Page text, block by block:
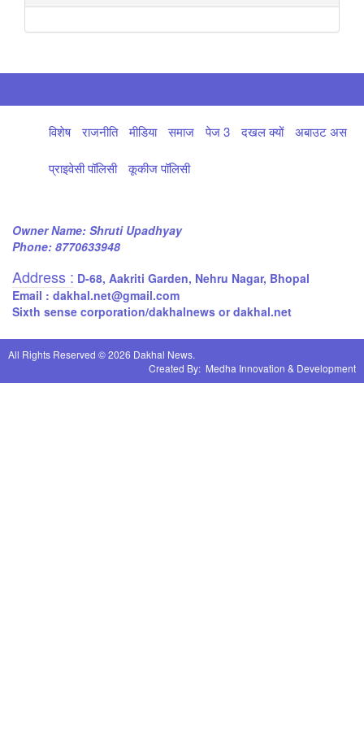
विशेष राजनीति मीडिया समाज पेज 3 दखल क्यों अबाउट अस
प्राइवेसी पॉलिसी कूकीज पॉलिसी
Owner Name: Shruti Upadhyay
Phone: 8770633948
Address : D-68, Aakriti Garden, Nehru Nagar, Bhopal
Email : dakhal.net@gmail.com
Sixth sense corporation/dakhalnews or dakhal.net
All Rights Reserved © 2026 Dakhal News.
Created By: Medha Innovation & Development